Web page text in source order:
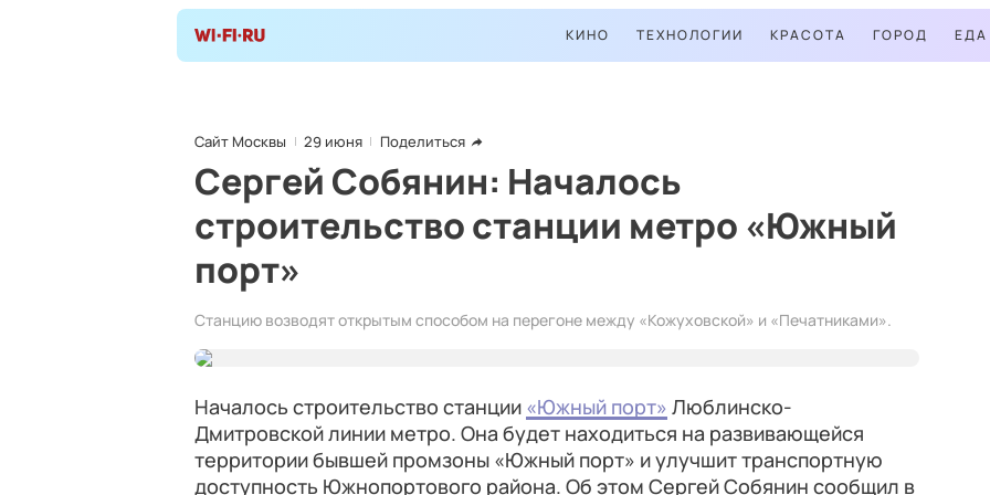
КИНО ТЕХНОЛОГИИ КРАСОТА ГОРОД ЕДА
Сайт Москвы 29 июня Поделиться
Сергей Собянин: Началось
строительство станции метро «Южный
порт»
Станцию возводят открытым способом на перегоне между «Кожуховской» и «Печатниками».
Началось строительство станции «Южный порт» Люблинско-
Дмитровской линии метро. Она будет находиться на развивающейся
территории бывшей промзоны «Южный порт» и улучшит транспортную
доступность Южнопортового района. Об этом Сергей Собянин сообщил в